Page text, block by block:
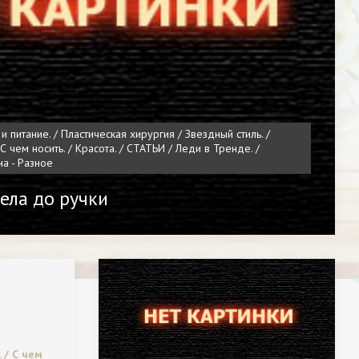
/ Пластическая хирургия / Звездный стиль. /
чем носить. / Красота. / СТАТЬИ / Леди в Тренде. /
- Разное
до ручки
/ С чем